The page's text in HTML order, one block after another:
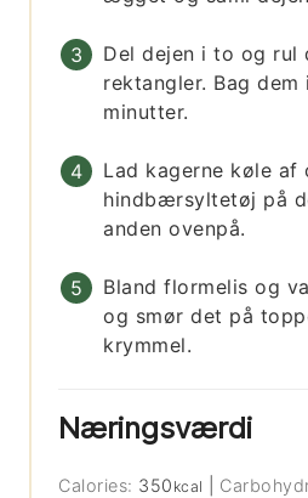
Del dejen i to og rul
rektangler. Bag dem
minutter.
Lad kagerne køle af
hindbærsyltetøj på
anden ovenpå.
Bland flormelis og
og smør det på
krymmel.
Næringsværdi
Calories: 350 kcal